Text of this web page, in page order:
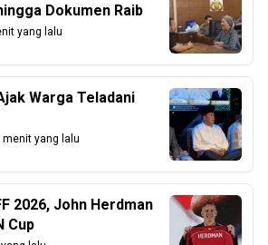
Dokumen Raib
yang lalu
Warga Teladani
menit yang lalu
2026, John Herdman
Cup